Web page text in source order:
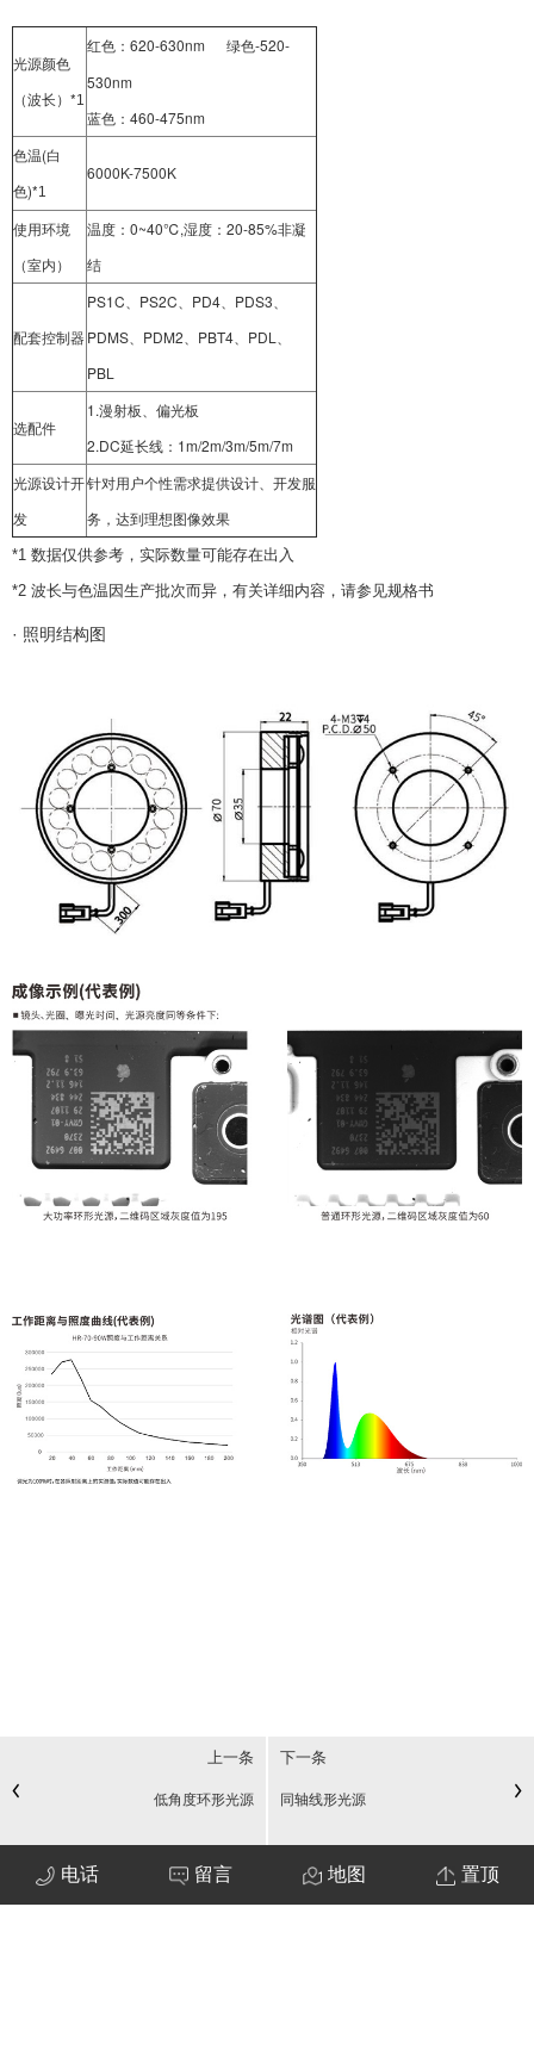
光源颜色
（波长）*1
红色：620-630nm
绿色-520-
530nm
蓝色：460-475nm
色温(白
色)*1
6000K-7500K
使用环境
（室内）
温度：0~40℃,湿度：20-85%非凝
结
配套控制器
PS1C、PS2C、PD4、PDS3、
PDMS、PDM2、PBT4、PDL、
PBL
选配件
1.漫射板、偏光板
2.DC延长线：1m/2m/3m/5m/7m
光源设计开
发
针对用户个性需求提供设计、开发服
务，达到理想图像效果
*1 数据仅供参考，实际数量可能存在出入
*2 波长与色温因生产批次而异，有关详细内容，请参见规格书
· 照明结构图
上一条
低角度环形光源
下一条
同轴线形光源
电话 留言 地图 置顶